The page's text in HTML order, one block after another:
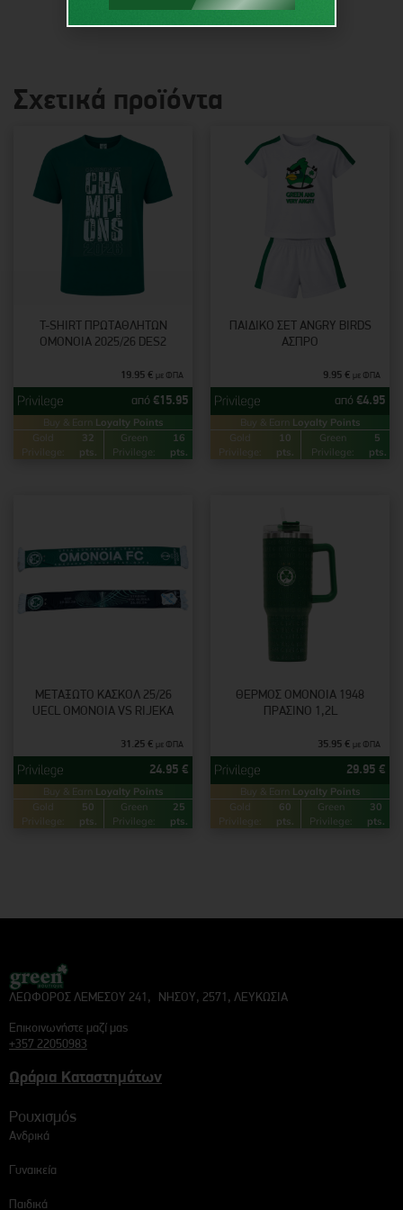
Σχετικά προϊόντα
T-SHIRT ΠΡΩΤΑΘΛΗΤΏΝ
ΟΜΟΝΟΙΑ 2025/26 DES2
19.95 € με ΦΠΑ
από €15.95
Buy & Earn Loyalty Points
Gold
Privilege:
32
pts.
Green
Privilege:
16
pts.
ΠΑΙΔΙΚΌ ΣΕΤ ANGRY BIRDS
ΆΣΠΡΟ
9.95 € με ΦΠΑ
από €4.95
Buy & Earn Loyalty Points
Gold
Privilege:
10
pts.
Green
Privilege:
5
pts.
ΜΕΤΑΞΩΤΌ ΚΑΣΚΌΛ 25/26
UECL OMONOIA VS RIJEKA
31.25 € με ΦΠΑ
24.95 €
Buy & Earn Loyalty Points
Gold
Privilege:
50
pts.
Green
Privilege:
25
pts.
ΘΈΡΜΟΣ ΟΜΟΝΟΙΑ 1948
ΠΡΆΣΙΝΟ 1,2L
35.95 € με ΦΠΑ
29.95 €
Buy & Earn Loyalty Points
Gold
Privilege:
60
pts.
Green
Privilege:
30
pts.
ΛΕΩΦΟΡΟΣ ΛΕΜΕΣΟΥ 241, ΝΗΣΟΥ, 2571, ΛΕΥΚΩΣΙΑ
Επικοινωνήστε μαζί μας
+357 22050983
Ωράρια Καταστημάτων
Ρουχισμός
Ανδρικά
Γυναικεία
Παιδικά